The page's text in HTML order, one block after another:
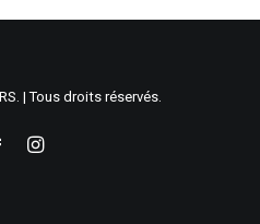
| Tous droits réservés.